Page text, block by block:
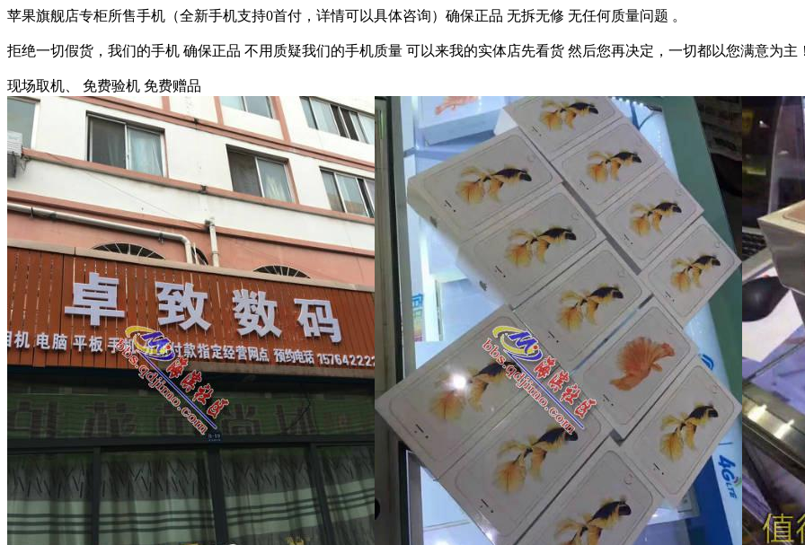
苹果旗舰店专柜所售手机（全新手机支持0首付，详情可以具体咨询）确保正品 无拆无修 无任何质量问题 。
拒绝一切假货，我们的手机 确保正品 不用质疑我们的手机质量 可以来我的实体店先看货 然后您再决定，一切都以您满意为主
现场取机、 免费验机 免费赠品